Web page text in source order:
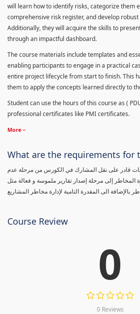
will learn how to identify risks, categorize them
comprehensive risk register, and develop
Additionally, they will acquire the skills to
through an impactful dashboard.
The course materials include templates and
enabling participants to engage in a practical
entire project lifecycle from start to finish. This
them to apply the concepts learned directly to
Student can use the hours of this course as (
professional certificates like PMI certificates.
More
What are the requirements for
لمدة 3 ساعات قادر على نقل المشارك في الكورس من مرحلة عدم
المخاطر إلى مرحلة إصدار تقارير ملموسة و فعالة مثل
Course Review
0
0 Reviews